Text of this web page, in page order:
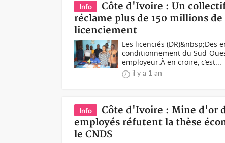
Info
Côte d'Ivoire : Un
réclame plus de 150 millions
licenciement
Les licenciés (DR)&nbsp;Des
conditionnement du Sud-
employeur.À en croire, c’est...
il y a 1 an
Info
Côte d'Ivoire : Mine d'or
employés réfutent la thèse
le CNDS